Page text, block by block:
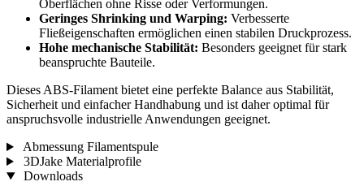
Oberflächen ohne Risse oder Verformungen.
Geringes Shrinking und Warping: Verbesserte
Fließeigenschaften ermöglichen einen stabilen Druckprozess.
Hohe mechanische Stabilität: Besonders geeignet für stark
beanspruchte Bauteile.
Dieses ABS-Filament bietet eine perfekte Balance aus Stabilität,
Sicherheit und einfacher Handhabung und ist daher optimal für
anspruchsvolle industrielle Anwendungen geeignet.
Abmessung Filamentspule
3DJake Materialprofile
Downloads